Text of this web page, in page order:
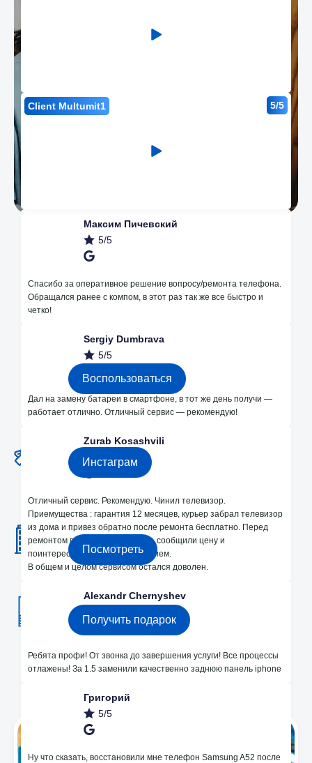
Client Multumit1 5/5
Максим Пичевский
5/5
Спасибо за оперативное решение вопросу/ремонта телефона.
Обращался ранее с компом, в этот раз так же все быстро и
четко!
Sergiy Dumbrava
5/5
Дал на замену батареи в смартфоне, в тот же день получи —
работает отлично. Отличный сервис — рекомендую!
Zurab Kosashvili
5/5
Отличный сервис. Рекомендую. Чинил телевизор.
Приемущества : гарантия 12 месяцев, курьер забрал телевизор
из дома и привез обратно после ремонта бесплатно. Перед
ремонтом провели диагностику, сообщили цену и
поинтересовались моим решением.
В общем и целом сервисом остался доволен.
Alexandr Chernyshev
Ребята профи! От звонка до завершения услуги! Все процессы
отлажены! За 1.5 заменили качественно заднюю панель iphone
Григорий
5/5
Ну что сказать, восстановили мне телефон Samsung A52 после
Наши преимущества
Незначительные поломки делаем
бесплатно
Воспользоваться
Каждые месяц розыгрышы на
Инстаграм
2 Офиса в Кишиневе
Bodoni 33 и Dacia 24
Посмотреть
Получите подарок 250 лей на ремонт!
Получить подарок
Мы в Instagram